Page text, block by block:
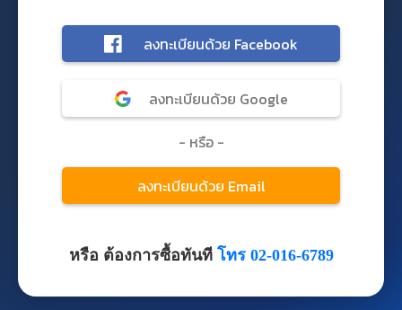
หรือ ต้องการซื้อทันที โทร 02-016-6789